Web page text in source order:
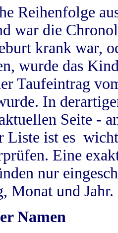
Reihenfolge
war die
krank war,
wurde das
Taufeintrag
In
Seite -
Liste ist es
Eine
nur
Monat und Jahr.
Namen